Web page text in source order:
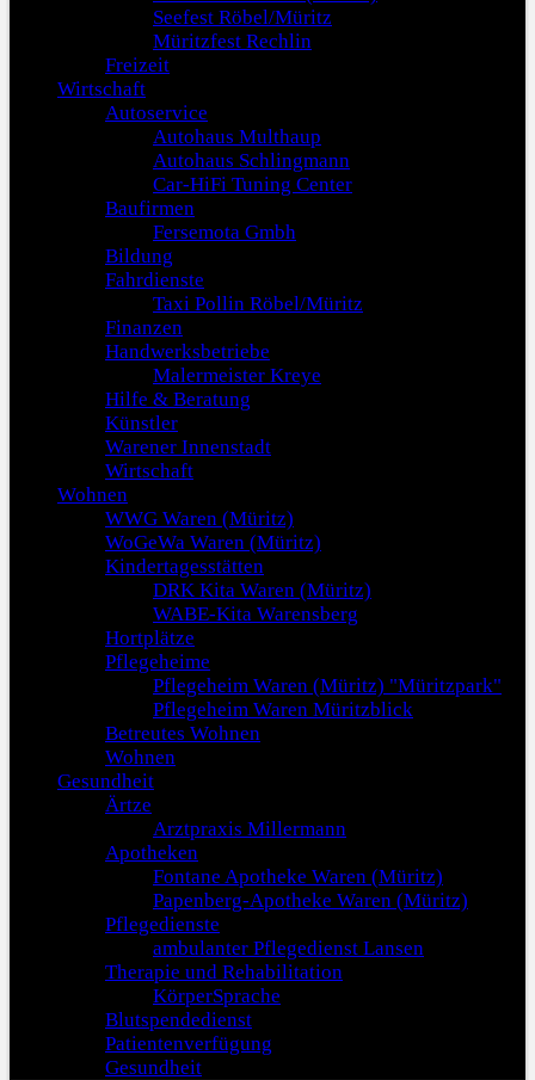
Seefest Röbel/Müritz
Müritzfest Rechlin
Freizeit
Wirtschaft
Autoservice
Autohaus Multhaup
Autohaus Schlingmann
Car-HiFi Tuning Center
Baufirmen
Fersemota Gmbh
Bildung
Fahrdienste
Taxi Pollin Röbel/Müritz
Finanzen
Handwerksbetriebe
Malermeister Kreye
Hilfe & Beratung
Künstler
Warener Innenstadt
Wirtschaft
Wohnen
WWG Waren (Müritz)
WoGeWa Waren (Müritz)
Kindertagesstätten
DRK Kita Waren (Müritz)
WABE-Kita Warensberg
Hortplätze
Pflegeheime
Pflegeheim Waren (Müritz) "Müritzpark"
Pflegeheim Waren Müritzblick
Betreutes Wohnen
Wohnen
Gesundheit
Ärtze
Arztpraxis Millermann
Apotheken
Fontane Apotheke Waren (Müritz)
Papenberg-Apotheke Waren (Müritz)
Pflegedienste
ambulanter Pflegedienst Lansen
Therapie und Rehabilitation
KörperSprache
Blutspendedienst
Patientenverfügung
Gesundheit